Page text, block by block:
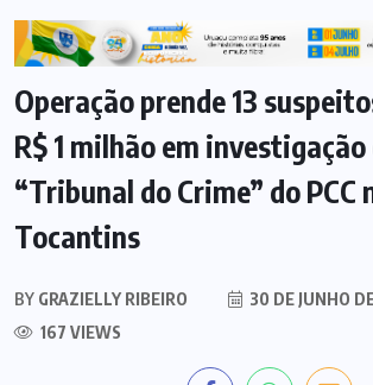
POLICIAL TOCANTINS
Operação prende 13
R$ 1 milhão em
“Tribunal do Crime” do PCC
Tocantins
BY GRAZIELLY RIBEIRO
30 DE JUNHO
167 VIEWS